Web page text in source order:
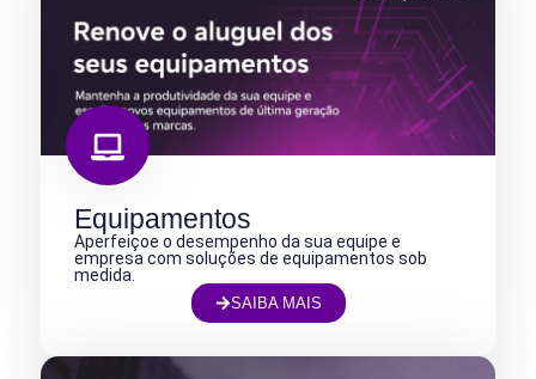
Equipamentos
Aperfeiçoe o desempenho da sua equipe e
empresa com soluções de equipamentos sob
medida.
SAIBA MAIS